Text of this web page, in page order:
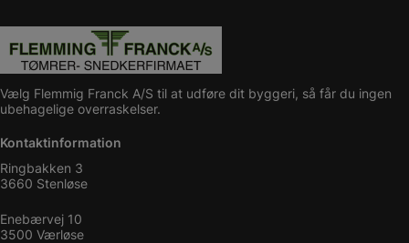
Vælg Flemmig Franck A/S til at udføre dit byggeri, så får du ingen
ubehagelige overraskelser.
Kontaktinformation
Ringbakken 3
3660 Stenløse
Enebærvej 10
3500 Værløse